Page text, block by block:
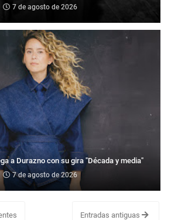
7 de agosto de 2026
a Durazno con su gira "Década y media"
7 de agosto de 2026
Entradas antiguas